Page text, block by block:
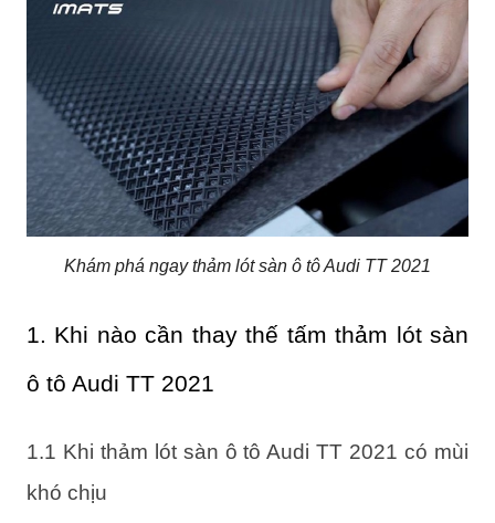
Khám phá ngay thảm lót sàn ô tô Audi TT 2021
1. Khi nào cần thay thế tấm thảm lót sàn
ô tô Audi TT 2021
1.1 Khi thảm lót sàn ô tô Audi TT 2021 có mùi
khó chịu